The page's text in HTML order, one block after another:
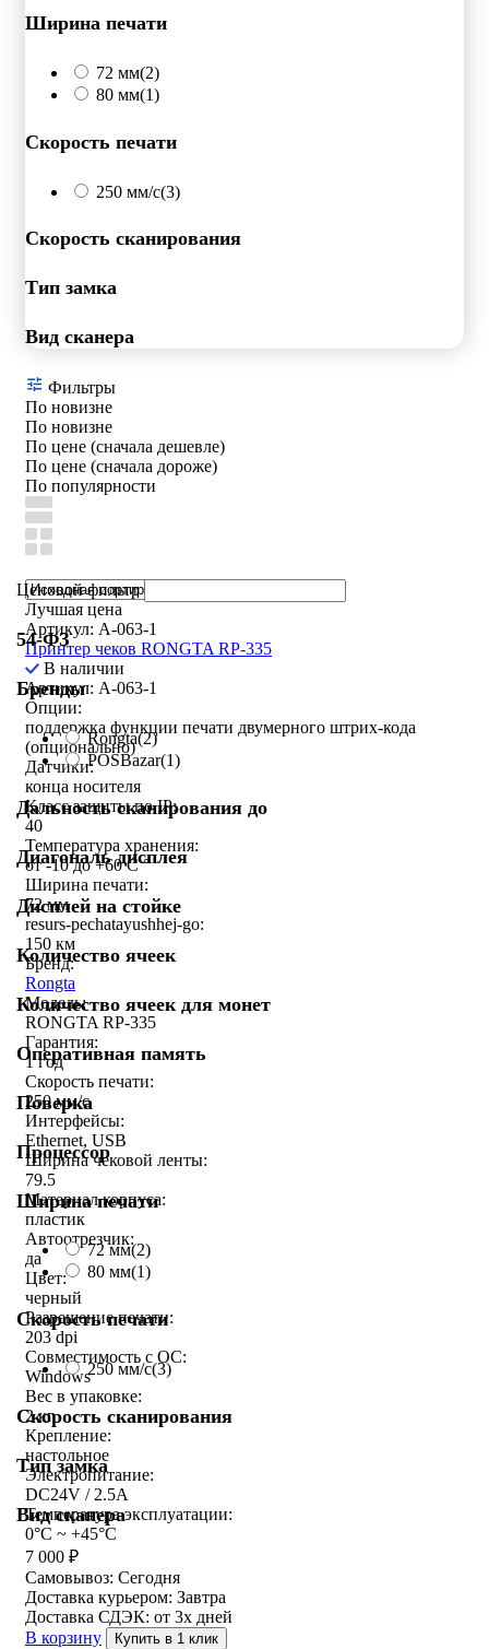
Ширина печати
72 мм(2)
80 мм(1)
Скорость печати
250 мм/c(3)
Скорость сканирования
Тип замка
Вид сканера
Фильтры
По новизне
По новизне
По цене (сначала дешевле)
По цене (сначала дороже)
По популярности
Ценовой фильтр
54-ФЗ
Бренды
Rongta(2)
POSBazar(1)
Дальность сканирования до
Диагональ дисплея
Дисплей на стойке
Количество ячеек
Количество ячеек для монет
Оперативная память
Поверка
Процессор
Ширина печати
72 мм(2)
80 мм(1)
Скорость печати
250 мм/c(3)
Скорость сканирования
Тип замка
Вид сканера
Лучшая цена
Артикул: A-063-1
Принтер чеков RONGTA RP-335
В наличии
Артикул: A-063-1
Опции:
поддержка функции печати двумерного штрих-кода
(опционально)
Датчики:
конца носителя
Класс защиты по IP:
40
Температура хранения:
от -10 до +60 С °
Ширина печати:
72 мм
resurs-pechatayushhej-go:
150 км
Бренд:
Rongta
Модель:
RONGTA RP-335
Гарантия:
1 год
Скорость печати:
250 мм/c
Интерфейсы:
Ethernet, USB
Ширина чековой ленты:
79.5
Материал корпуса:
пластик
Автоотрезчик:
да
Цвет:
черный
Разрешение печати:
203 dpi
Совместимость с ОС:
Windows
Вес в упаковке:
2 кг
Крепление:
настольное
Электропитание:
DC24V / 2.5A
Температура эксплуатации:
0°C ~ +45°C
7 000 ₽
Самовывоз: Сегодня
Доставка курьером: Завтра
Доставка СДЭК: от 3х дней
В корзину
Купить в 1 клик